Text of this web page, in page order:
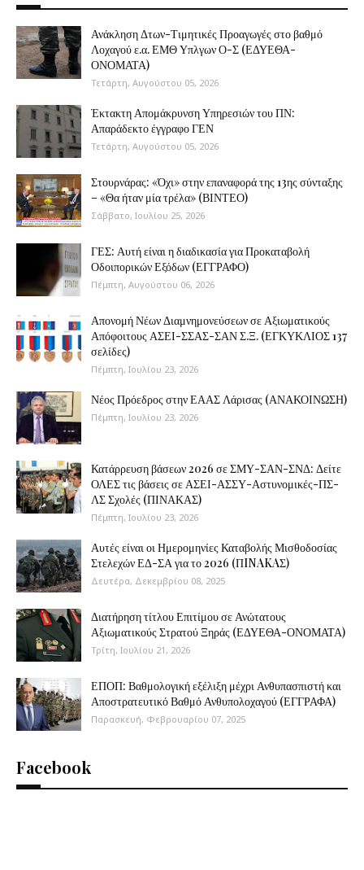
Ανάκληση Δτων-Τιμητικές Προαγωγές στο βαθμό
Λοχαγού ε.α. ΕΜΘ Υπλγων Ο-Σ (ΕΔΥΕΘΑ-
ΟΝΟΜΑΤΑ)
Τετάρτη, Αυγούστου 05, 2026
Έκτακτη Απομάκρυνση Υπηρεσιών του ΠΝ:
Απαράδεκτο έγγραφο ΓΕΝ
Τετάρτη, Αυγούστου 05, 2026
Στουρνάρας: «Όχι» στην επαναφορά της 13ης σύνταξης
– «Θα ήταν μία τρέλα» (ΒΙΝΤΕΟ)
Σάββατο, Ιουλίου 25, 2026
ΓΕΣ: Αυτή είναι η διαδικασία για Προκαταβολή
Οδοιπορικών Εξόδων (ΕΓΓΡΑΦΟ)
Πέμπτη, Αυγούστου 06, 2026
Απονομή Νέων Διαμνημονεύσεων σε Αξιωματικούς
Απόφοιτους ΑΣΕΙ-ΣΣΑΣ-ΣΑΝ Σ.Ξ. (ΕΓΚΥΚΛΙΟΣ 137
σελίδες)
Πέμπτη, Ιουλίου 23, 2026
Νέος Πρόεδρος στην ΕΑΑΣ Λάρισας (ΑΝΑΚΟΙΝΩΣΗ)
Πέμπτη, Ιουλίου 23, 2026
Κατάρρευση βάσεων 2026 σε ΣΜΥ-ΣΑΝ-ΣΝΔ: Δείτε
ΟΛΕΣ τις βάσεις σε ΑΣΕΙ-ΑΣΣΥ-Αστυνομικές-ΠΣ-
ΛΣ Σχολές (ΠΙΝΑΚΑΣ)
Πέμπτη, Ιουλίου 23, 2026
Αυτές είναι οι Ημερομηνίες Καταβολής Μισθοδοσίας
Στελεχών ΕΔ-ΣΑ για το 2026 (ΠINAKAΣ)
Δευτέρα, Δεκεμβρίου 08, 2025
Διατήρηση τίτλου Επιτίμου σε Ανώτατους
Αξιωματικούς Στρατού Ξηράς (ΕΔΥΕΘΑ-ΟΝΟΜΑΤΑ)
Τρίτη, Ιουλίου 21, 2026
ΕΠΟΠ: Βαθμολογική εξέλιξη μέχρι Ανθυπασπιστή και
Αποστρατευτικό Βαθμό Ανθυπολοχαγού (ΕΓΓΡΑΦΑ)
Παρασκευή, Φεβρουαρίου 07, 2025
Facebook